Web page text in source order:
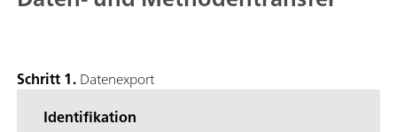
Schritt 1.Datenexport
Identifikation